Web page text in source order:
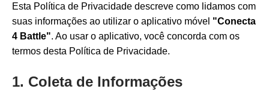
Esta Política de Privacidade descreve como lidamos com
suas informações ao utilizar o aplicativo móvel "Conecta
4 Battle". Ao usar o aplicativo, você concorda com os
termos desta Política de Privacidade.
1. Coleta de Informações